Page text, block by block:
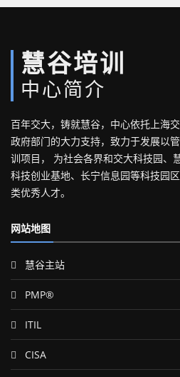
慧谷培训
中心简介
百年交大，铸就慧谷，中心依托上海
政府部门的大力支持，致力于发展以
训项目， 为社会各界和交大科技园、
科技创业基地、长宁信息园等科技园
类优秀人才。
网站地图
慧谷主站
PMP®
ITIL
CISA